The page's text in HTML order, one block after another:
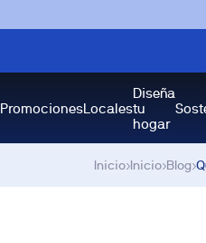
PromocionesLocales
Diseña
tu
hogar
Inicio›Inicio›Blog›